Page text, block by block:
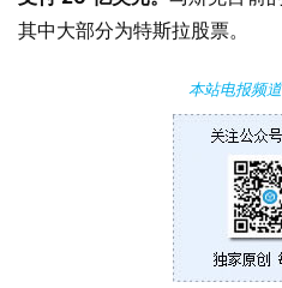
苹
其中大部分为特斯拉股票。
本站电报频道